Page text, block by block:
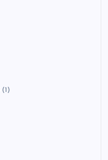
(1)